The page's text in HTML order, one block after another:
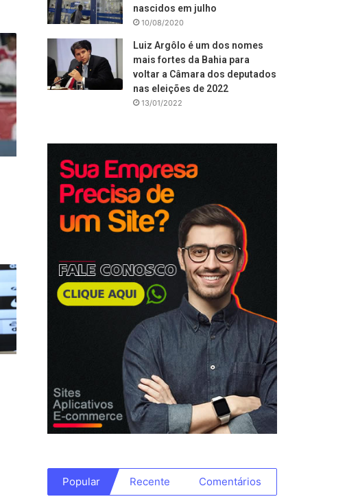
nascidos em julho
10/08/2020
Luiz Argôlo é um dos nomes
mais fortes da Bahia para
voltar a Câmara dos deputados
nas eleições de 2022
13/01/2022
Popular Recente Comentários